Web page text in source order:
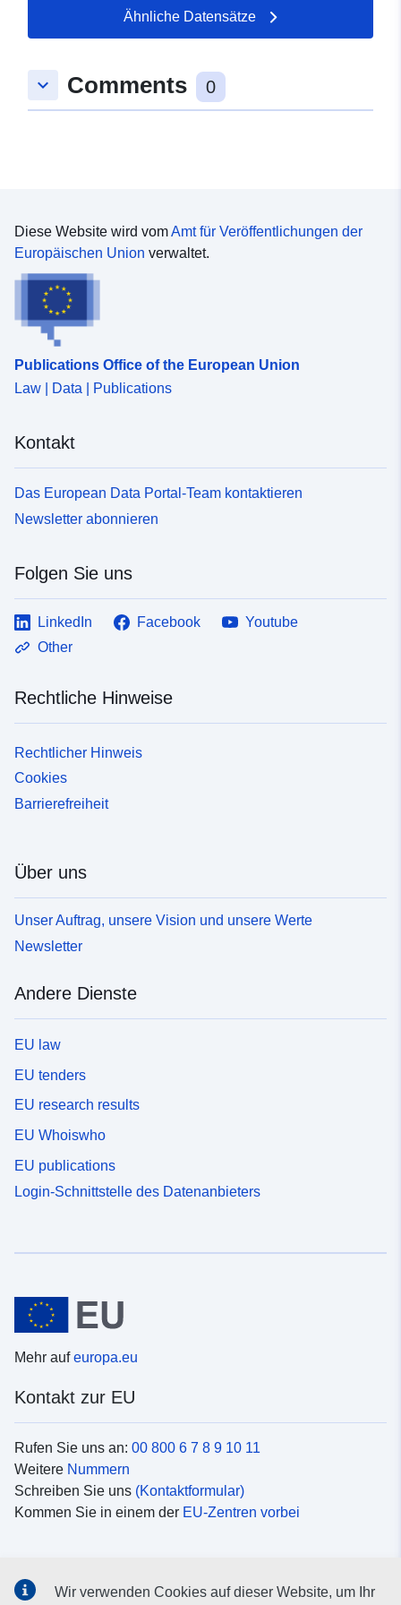
51.657896 ] ]
Typ: Polygon
uriRef:
http://data.europa.eu/88u/dataset/
11d0-795b-8309-f5698a6aa24e
Ähnliche Datensätze
keyboard_arrow_down Comments 0
Diese Website wird vomAmt für Veröffentlichungen der
Europäischen Union verwaltet.
Publications Office of the European Union
Law | Data | Publications
Kontakt
Das European Data Portal-Team kontaktieren
Newsletter abonnieren
Folgen Sie uns
LinkedIn Facebook
Youtube
Other
Rechtliche Hinweise
Rechtlicher Hinweis
Cookies
Barrierefreiheit
Über uns
Unser Auftrag, unsere Vision und unsere Werte
Newsletter
Andere Dienste
EU law
EU tenders
EU research results
EU Whoiswho
EU publications
Login-Schnittstelle des Datenanbieters
Mehr aufeuropa.eu
Kontakt zur EU
Rufen Sie uns an: 00 800 6 7 8 9 10 11
Weitere Nummern
Schreiben Sie uns (Kontaktformular)
Kommen Sie in einem der EU-Zentren vorbei
Wir verwenden Cookies auf dieser Website, um Ihr